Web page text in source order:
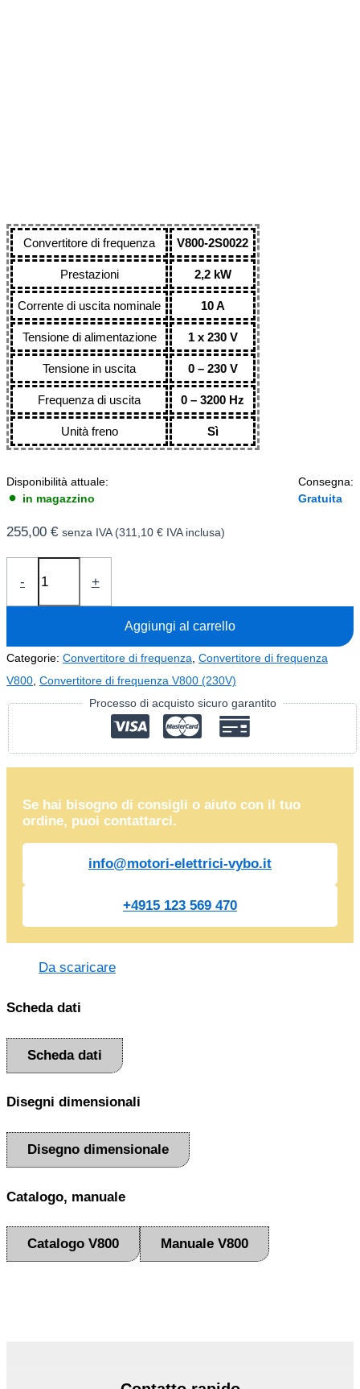
Convertitore di frequenza V800-2S0022
Prestazioni 2,2 kW
Corrente di uscita nominale 10 A
Tensione di alimentazione 1 x 230 V
Tensione in uscita 0 – 230 V
Frequenza di uscita 0 – 3200 Hz
Unità freno Sì
Disponibilità attuale:
in magazzino
Consegna:
Gratuita
255,00 € senza IVA (311,10 € IVA inclusa)
-
V800-
2S0022
(230V)
quantità
+
Aggiungi al carrello
Categorie: Convertitore di frequenza Convertitore di frequenza
V800 Convertitore di frequenza V800 (230V)
Processo di acquisto sicuro garantito
Se hai bisogno di consigli o aiuto con il tuo
ordine, puoi contattarci.
info@motori-elettrici-vybo.it
+4915 123 569 470
Da scaricare
Scheda dati
Scheda dati
Disegni dimensionali
Disegno dimensionale
Catalogo, manuale
Catalogo V800 Manuale V800